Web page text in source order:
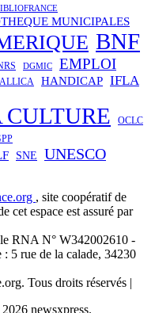
MUNICIPALES
BNF
DGMIC EMPLOI
HANDICAP IFLA
OCLC
SNE UNESCO
, site coopératif de
cet espace est assuré par
RNA N° W342002610 -
5 rue de la calade, 34230
Tous droits réservés |
newsxpress.